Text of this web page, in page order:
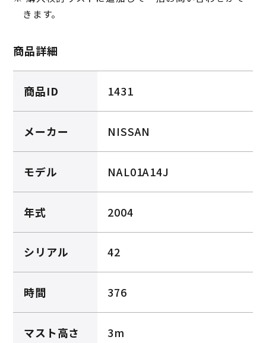
きます。
商品詳細
商品ID 1431
メーカー NISSAN
モデル NAL01A14J
年式 2004
シリアル 42
時間 376
マスト高さ 3m